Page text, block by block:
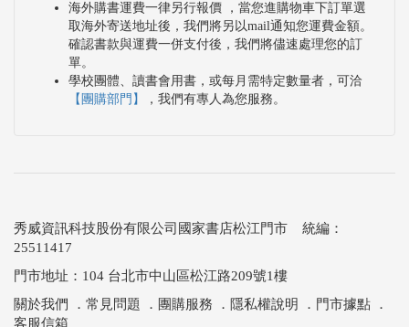
海外購書運費一律另行報價 ，當您進購物車下訂單選
取海外寄送地址後，我們將另以mail通知您運費金額。
確認書款與運費一併支付後，我們將儘速處理您的訂
單。
學校團體、讀書會用書，或每月需特定數量者，可洽
【團購部門】
，我們有專人為您服務。
秀威資訊科技股份有限公司國家書店松江門市 統編：
25511417
門市地址：104 台北市中山區松江路209號1樓
關於我們
． 常見問題 ． 團購服務 ． 隱私權說明 ． 門市據點 ．
客服信箱